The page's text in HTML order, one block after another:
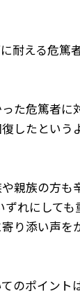
耐える危篤
た危篤者に
したという
親族の方も
れにしても
り添い声を
のポイント